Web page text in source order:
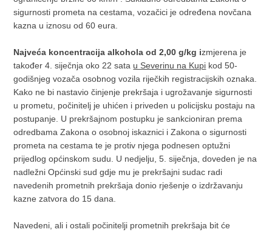
sigurnosti prometa na cestama, vozačici je određena novčana
kazna u iznosu od 60 eura.
Najveća koncentracija alkohola od 2,00 g/kg izmjerena je
također 4. siječnja oko 22 sata u Severinu na Kupi kod 50-
godišnjeg vozača osobnog vozila riječkih registracijskih oznaka.
Kako ne bi nastavio činjenje prekršaja i ugrožavanje sigurnosti
u prometu, počinitelj je uhićen i priveden u policijsku postaju na
postupanje. U prekršajnom postupku je sankcioniran prema
odredbama Zakona o osobnoj iskaznici i Zakona o sigurnosti
prometa na cestama te je protiv njega podnesen optužni
prijedlog općinskom sudu. U nedjelju, 5. siječnja, doveden je na
nadležni Općinski sud gdje mu je prekršajni sudac radi
navedenih prometnih prekršaja donio rješenje o izdržavanju
kazne zatvora do 15 dana.
Navedeni, ali i ostali počinitelji prometnih prekršaja bit će